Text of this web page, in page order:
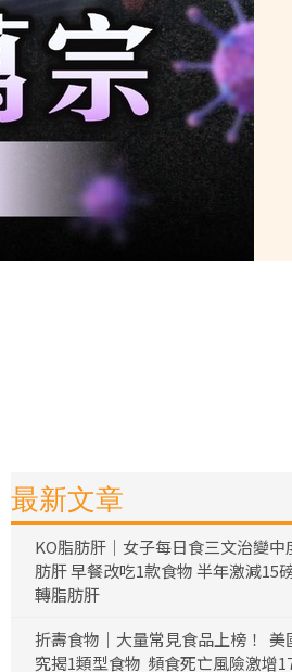
最新文章
KO脂肪肝｜女子每日食三文治變中
肪肝 早餐改吃1款食物 半年激減15
轉脂肪肝
折壽食物｜大量常見食品上榜！ 美
究揭1類型食物 頻食死亡風險激增